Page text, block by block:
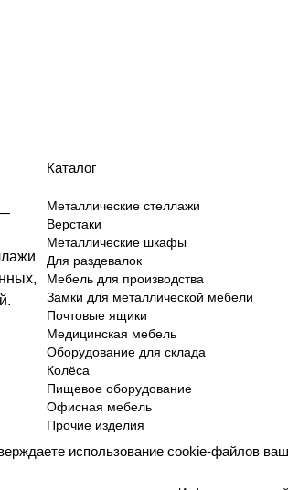
Каталог
Металлические стеллажи
Верстаки
Металлические шкафы
Для раздевалок
Мебель для производства
Замки для металлической мебели
Почтовые ящики
Медицинская мебель
Оборудование для склада
Колёса
Пищевое оборудование
Офисная мебель
Прочие изделия
использование cookie-файлов